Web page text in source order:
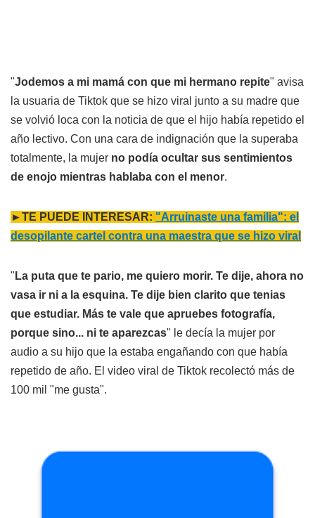
"Jodemos a mi mamá con que mi hermano repite" avisa
la usuaria de Tiktok que se hizo viral junto a su madre que
se volvió loca con la noticia de que el hijo había repetido el
año lectivo. Con una cara de indignación que la superaba
totalmente, la mujer no podía ocultar sus sentimientos
de enojo mientras hablaba con el menor.
►TE PUEDE INTERESAR: "Arruinaste una familia": el
desopilante cartel contra una maestra que se hizo viral
" La puta que te pario, me quiero morir. Te dije, ahora no
vasa ir ni a la esquina. Te dije bien clarito que tenias
que estudiar. Más te vale que apruebes fotografía,
porque sino... ni te aparezcas" le decía la mujer por
audio a su hijo que la estaba engañando con que había
repetido de año. El video viral de Tiktok recolectó más de
100 mil "me gusta".